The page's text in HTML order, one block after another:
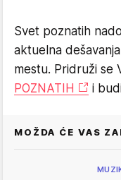
Svet poznatih
aktuelna
mestu. Pridruži se
POZNATIH
i
MOŽDA ĆE VAS